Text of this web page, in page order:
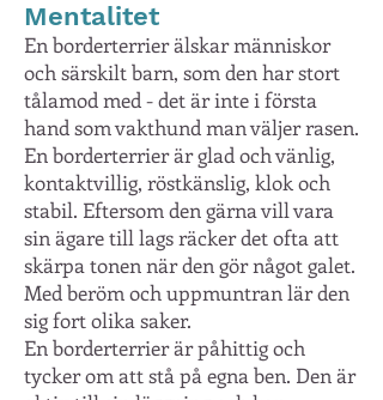
Mentalitet
En borderterrier älskar människor
och särskilt barn, som den har stort
tålamod med - det är inte i första
hand som vakthund man väljer rasen.
En borderterrier är glad och vänlig,
kontaktvillig, röstkänslig, klok och
stabil. Eftersom den gärna vill vara
sin ägare till lags räcker det ofta att
skärpa tonen när den gör något galet.
Med beröm och uppmuntran lär den
sig fort olika saker.
En borderterrier är påhittig och
tycker om att stå på egna ben. Den är